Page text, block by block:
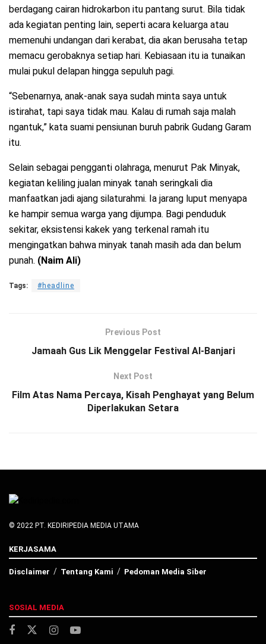
berdagang cairan hidrokarbon itu pantang surut. Bila tidak
ada kegiatan penting lain, seperti acara keluarga atau
memenuhi undangan dari kerabat, dia akan berusaha tetap
memacu gerobaknya setiap hari. Kebiasaan itu ia tunaikan
mulai pukul delapan hingga sepuluh pagi.
“Sebenarnya, anak-anak saya sudah minta saya untuk
istirahat, tapi saya tidak mau. Kalau di rumah saja malah
ngantuk,” kata suami pensiunan buruh pabrik Gudang Garam
itu.
Selain sebagai pengganti olahraga, menurut Pak Minyak,
kegiatan keliling jualan minyak tanah seringkali dia
manfaatkan jadi ajang silaturahmi. Ia jarang luput menyapa
ke hampir semua warga yang dijumpa. Bagi penduduk
sekitar, eksistensi kakek yang terkenal ramah itu
mengingatkan bahwa minyak tanah masih ada dan belum
punah. (Naim Ali)
Tags: #headline
Previous Post
Jamaah Gus Lik Menggelar Festival Al-Banjari
Next Post
Film Atas Nama Percaya, Kisah Penghayat yang Belum
Diperlakukan Setara
© 2022 PT. KEDIRIPEDIA MEDIA UTAMA
KERJASAMA
Disclaimer Tentang Kami Pedoman Media Siber
SOSIAL MEDIA